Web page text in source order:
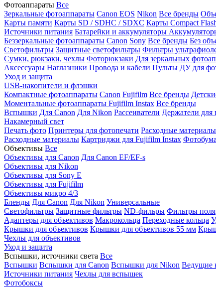
Фотоаппараты Все
Зеркальные фотоаппараты Canon EOS Nikon Все бренды
Карты памяти Карты SD / SDHC / SDXC Карты Compact
Источники питания Батарейки и аккумуляторы
Беззеркальные фотоаппараты Canon Sony Все бренды Без
Светофильтры Защитные светофильтры Фильтры
Сумки, рюкзаки, чехлы Фоторюкзаки Для зеркальных
Аксессуары Наглазники Провода и кабели Пульты ДУ для
Уход и защита
USB-накопители и флэшки
Компактные фотоаппараты Canon Fujifilm Все бренды
Моментальные фотоаппараты Fujifilm Instax Все бренды
Вспышки Для Canon Для Nikon Рассеиватели Держатели
Накамерный свет
Печать фото Принтеры для фотопечати Расходные
Расходные материалы Картриджи для Fujifilm Instax
Объективы Все
Объективы для Canon Для Canon EF/EF-s
Объективы для Nikon
Объективы для Sony E
Объективы для Fujifilm
Объективы микро 4/3
Бленды Для Canon Для Nikon Универсальные
Светофильтры Защитные фильтры ND-фильры Фильтры
Адаптеры для объективов Макрокольца Переходные кольца
Крышки для объективов Крышки для объективов 55 мм
Чехлы для объективов
Уход и защита
Вспышки, источники света Все
Вспышки Вспышки для Canon Вспышки для Nikon Ведущие
Источники питания Чехлы для вспышек
Фотобоксы